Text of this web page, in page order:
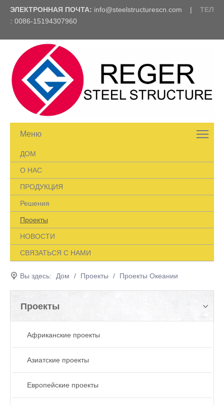
ЭЛЕКТРОННАЯ ПОЧТА: info@steelstructurescn.com | ТЕЛ
: 0086-15194307960
Меню
ДОМ
О НАС
ПРОДУКЦИЯ
Решения
Проекты
НОВОСТИ
СВЯЗАТЬСЯ С НАМИ
Вы здесь: Дом / Проекты / Проекты Океании
Проекты
Африканские проекты
Азиатские проекты
Европейские проекты